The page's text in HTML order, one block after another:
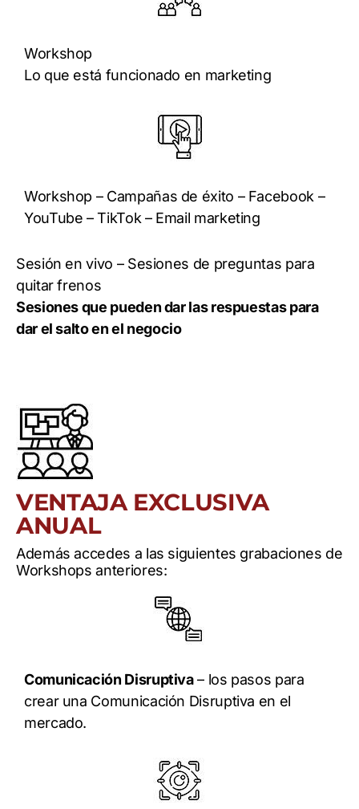
Workshop
Lo que está funcionado en marketing
Workshop – Campañas de éxito – Facebook –
YouTube – TikTok – Email marketing
Sesión en vivo – Sesiones de preguntas para
quitar frenos
Sesiones que pueden dar las respuestas para
dar el salto en el negocio
VENTAJA EXCLUSIVA
ANUAL
Además accedes a las siguientes grabaciones de
Workshops anteriores:
Comunicación Disruptiva– los pasos para
crear una Comunicación Disruptiva en el
mercado.